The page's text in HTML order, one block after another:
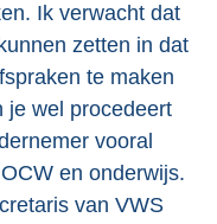
Ik verwacht dat
zetten in dat
te maken
je wel procedeert
vooral
en onderwijs.
van VWS